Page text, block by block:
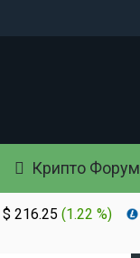
Крипто Форум
$ 216.25 (1.22 %)